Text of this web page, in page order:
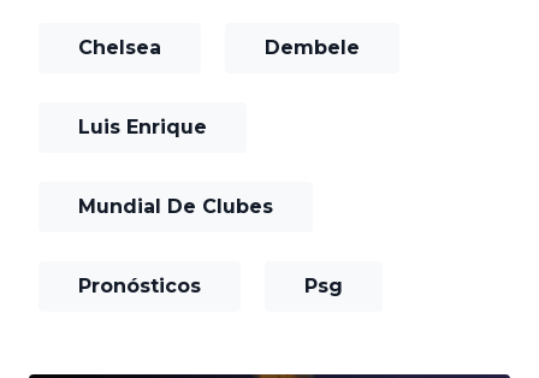
Chelsea Dembele
Luis Enrique
Mundial De Clubes
Pronósticos Psg